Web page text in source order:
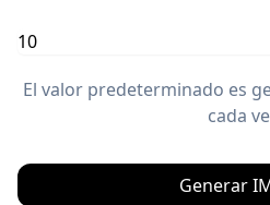
El valor predeterminado es
cada
Generar